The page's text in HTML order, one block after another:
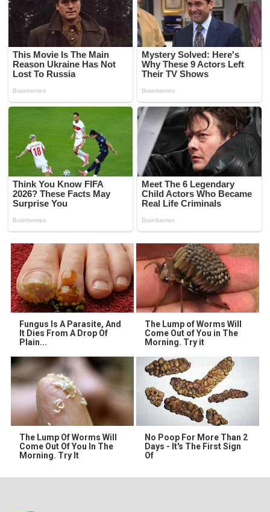
Fungus Is A Parasite, And
It Dies From A Drop Of
Plain...
The Lump of Worms Will
Come Out of You in The
Morning. Try it
The Lump Of Worms Will
Come Out Of You In The
Morning. Try It
No Poop For More Than 2
Days - It's The First Sign
Of